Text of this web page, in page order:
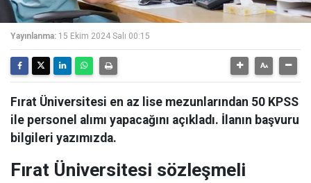
Yayınlanma: 15 Ekim 2024 Salı 00:15
Fırat Üniversitesi en az lise mezunlarından 50 KPSS
ile personel alımı yapacağını açıkladı. İlanın başvuru
bilgileri yazımızda.
Fırat Üniversitesi sözleşmeli